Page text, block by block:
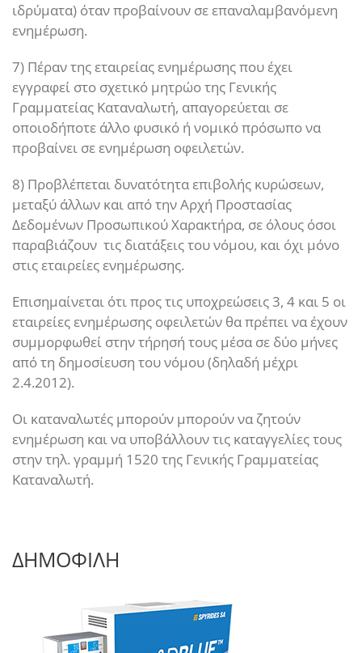
ιδρύματα) όταν προβαίνουν σε επαναλαμβανόμενη
ενημέρωση.
7) Πέραν της εταιρείας ενημέρωσης που έχει
εγγραφεί στο σχετικό μητρώο της Γενικής
Γραμματείας Καταναλωτή, απαγορεύεται σε
οποιοδήποτε άλλο φυσικό ή νομικό πρόσωπο να
προβαίνει σε ενημέρωση οφειλετών.
8) Προβλέπεται δυνατότητα επιβολής κυρώσεων,
μεταξύ άλλων και από την Αρχή Προστασίας
Δεδομένων Προσωπικού Χαρακτήρα, σε όλους όσοι
παραβιάζουν τις διατάξεις του νόμου, και όχι μόνο
στις εταιρείες ενημέρωσης.
Επισημαίνεται ότι προς τις υποχρεώσεις 3, 4 και 5 οι
εταιρείες ενημέρωσης οφειλετών θα πρέπει να έχουν
συμμορφωθεί στην τήρησή τους μέσα σε δύο μήνες
από τη δημοσίευση του νόμου (δηλαδή μέχρι
2.4.2012).
Οι καταναλωτές μπορούν μπορούν να ζητούν
ενημέρωση και να υποβάλλουν τις καταγγελίες τους
στην τηλ. γραμμή 1520 της Γενικής Γραμματείας
Καταναλωτή.
ΔΗΜΟΦΙΛΗ